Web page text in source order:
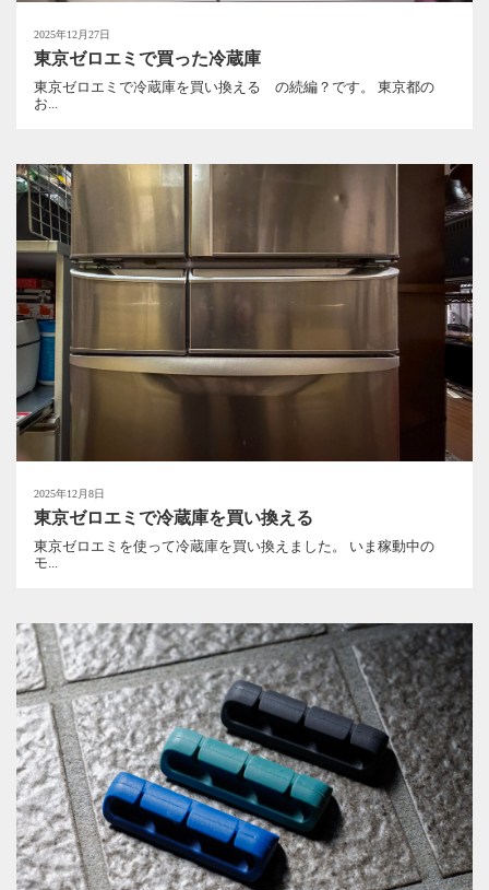
2025年12月27日
東京ゼロエミで買った冷蔵庫
東京ゼロエミで冷蔵庫を買い換える の続編？です。 東京都の
お...
2025年12月8日
東京ゼロエミで冷蔵庫を買い換える
東京ゼロエミを使って冷蔵庫を買い換えました。 いま稼動中の
モ...